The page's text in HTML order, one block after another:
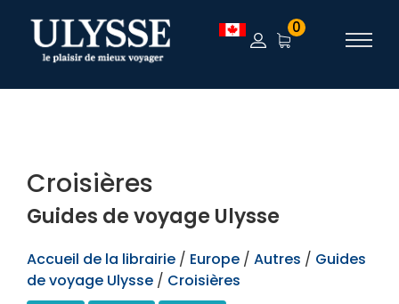
TEST 0
Croisières
Guides de voyage Ulysse
Accueil de la librairie / Europe / Autres / Guides
de voyage Ulysse / Croisières